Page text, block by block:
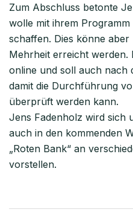
Zum Abschluss betonte
wolle mit ihrem
schaffen. Dies könne
Mehrheit erreicht werden.
online und soll auch nach
damit die Durchführung
überprüft werden kann.
Jens Fadenholz wird sich
auch in den kommenden
„Roten Bank“ an
vorstellen.